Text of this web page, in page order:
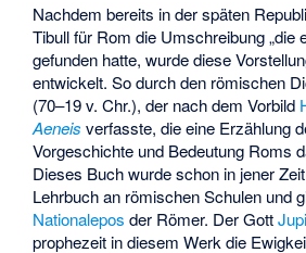
Nachdem bereits in der späten
Tibull für Rom die Umschreibung „die
gefunden hatte, wurde diese
entwickelt. So durch den römischen
(70–19 v. Chr.), der nach dem Vorbild
Aeneis verfasste, die eine Erzählung
Vorgeschichte und Bedeutung Roms
Dieses Buch wurde schon in jener
Lehrbuch an römischen Schulen und
Nationalepos der Römer. Der Gott
prophezeit in diesem Werk die